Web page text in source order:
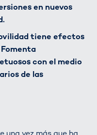
en nuevos
tiene efectos
con el medio
de las